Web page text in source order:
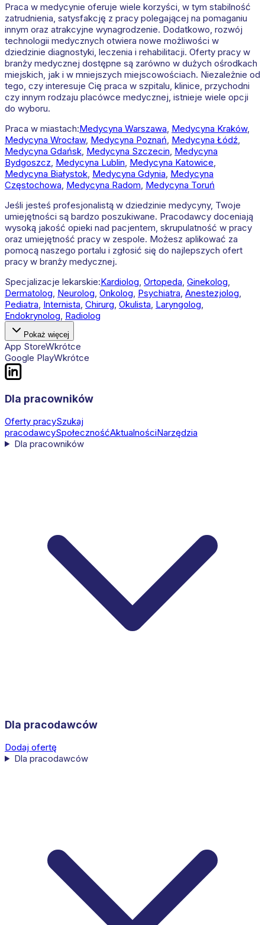
Praca w medycynie oferuje wiele korzyści, w tym stabilność
zatrudnienia, satysfakcję z pracy polegającej na pomaganiu
innym oraz atrakcyjne wynagrodzenie. Dodatkowo, rozwój
technologii medycznych otwiera nowe możliwości w
dziedzinie diagnostyki, leczenia i rehabilitacji. Oferty pracy w
branży medycznej dostępne są zarówno w dużych ośrodkach
miejskich, jak i w mniejszych miejscowościach. Niezależnie od
tego, czy interesuje Cię praca w szpitalu, klinice, przychodni
czy innym rodzaju placówce medycznej, istnieje wiele opcji
do wyboru.
Praca w miastach:Medycyna Warszawa Medycyna Kraków,
Medycyna Wrocław, Medycyna Poznań Medycyna Łódź
Medycyna Gdańsk Medycyna Szczecin Medycyna
Bydgoszcz Medycyna Lublin Medycyna Katowice
Medycyna Białystok Medycyna Gdynia Medycyna
Częstochowa Medycyna Radom Medycyna Toruń
Jeśli jesteś profesjonalistą w dziedzinie medycyny, Twoje
umiejętności są bardzo poszukiwane. Pracodawcy doceniają
wysoką jakość opieki nad pacjentem, skrupulatność w pracy
oraz umiejętność pracy w zespole. Możesz aplikować za
pomocą naszego portalu i zgłosić się do najlepszych ofert
pracy w branży medycznej.
Specjalizacje lekarskie:Kardiolog Ortopeda Ginekolog
Dermatolog Neurolog Onkolog Psychiatra Anestezjolog
Pediatra Internista Chirurg Okulista Laryngolog
Endokrynolog Radiolog
Pokaż więcej
App StoreWkrótce
Google PlayWkrótce
Dla pracowników
Oferty pracySzukaj
pracodawcySpołecznośćAktualnościNarzędzia
Dla pracowników
Dla pracodawców
Dodaj ofertę
Dla pracodawców